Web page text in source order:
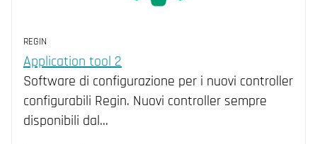
REGIN
Application tool 2
Software di configurazione per i nuovi controller
configurabili Regin. Nuovi controller sempre
disponibili dal…